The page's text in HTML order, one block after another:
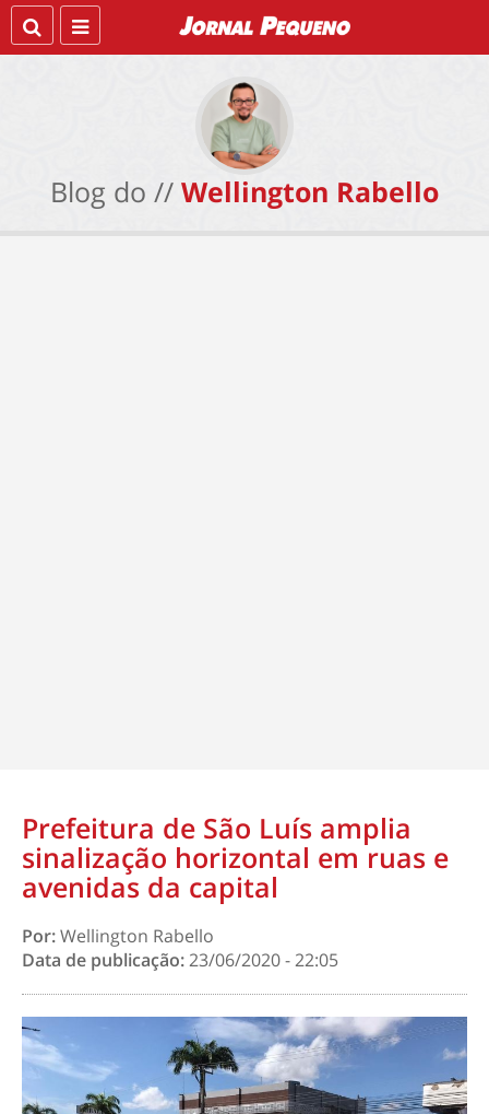
Blog do // Wellington Rabello
Prefeitura de São Luís amplia
sinalização horizontal em ruas e
avenidas da capital
Por:Wellington Rabello
Data de publicação:23/06/2020 - 22:05